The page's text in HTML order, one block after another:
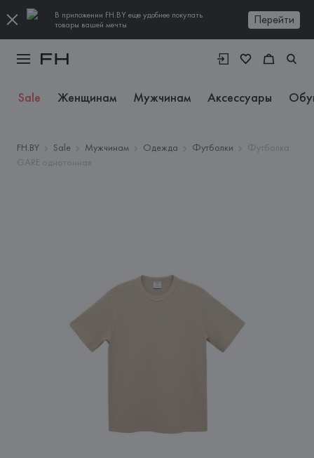
В приложении FH.BY еще удобнее покупать
товары вашей мечты
Перейти
Sale Женщинам Мужчинам Аксессуары
FH.BY Sale Мужчинам Одежда Футболки
Футболка
GARE однотонная